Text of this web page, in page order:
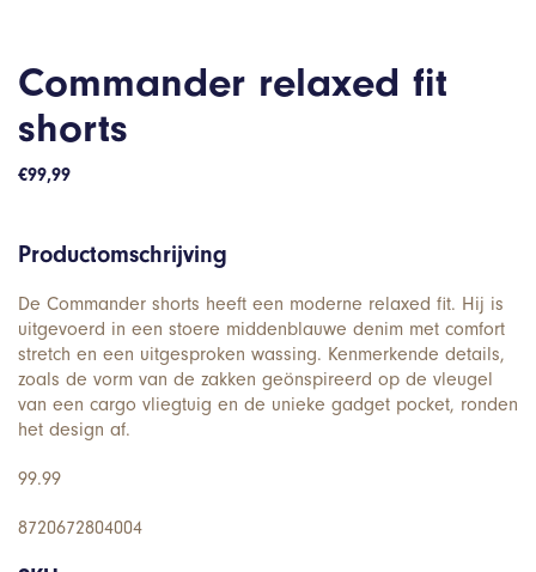
Commander relaxed fit
shorts
€99,99
Productomschrijving
De Commander shorts heeft een moderne relaxed fit. Hij is
uitgevoerd in een stoere middenblauwe denim met comfort
stretch en een uitgesproken wassing. Kenmerkende details,
zoals de vorm van de zakken geönspireerd op de vleugel
van een cargo vliegtuig en de unieke gadget pocket, ronden
het design af.
99.99
8720672804004